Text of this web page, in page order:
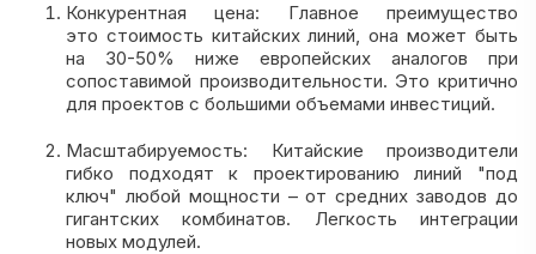
Конкурентная цена: Главное преимущество
это стоимость китайских линий, она может быть
на 30-50% ниже европейских аналогов при
сопоставимой производительности. Это критично
для проектов с большими объемами инвестиций.
Масштабируемость: Китайские производители
гибко подходят к проектированию линий "под
ключ" любой мощности – от средних заводов до
гигантских комбинатов. Легкость интеграции
новых модулей.